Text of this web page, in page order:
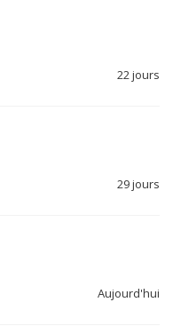
22 jours
29 jours
Aujourd'hui